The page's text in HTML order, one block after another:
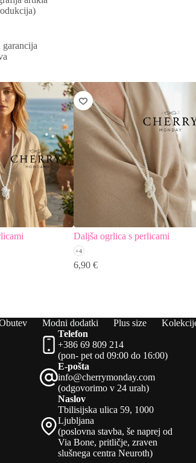
Daljša ogrlica s perlicami
+4
6,90 €
Modni dodatki Plus size
Telefon
+386 69 809 214
(pon- pet od 09:00 do 16:00)
E-pošta
info@cherrymonday.com
(odgovorimo v 24 urah)
Naslov
Tbilisijska ulica 59, 1000
Ljubljana
(poslovna stavba, še naprej od
Via Bone, pritličje, zraven
slušnega centra Neuroth)